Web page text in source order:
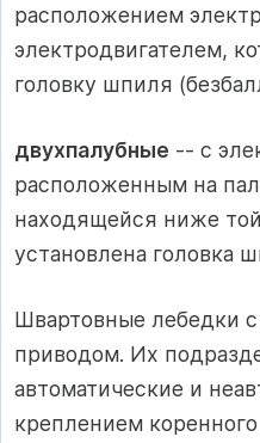
расположением
электродвигателем,
головку шпиля
двухпалубные -- с
расположенным на
находящейся ниже
установлена головка
Швартовные лебедки
приводом. Их
автоматические и
креплением